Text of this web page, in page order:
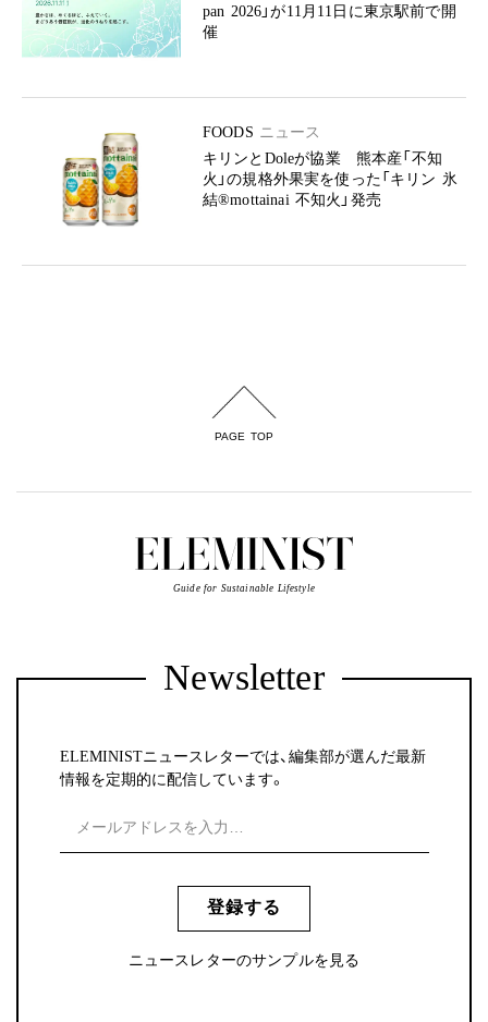
pan 2026」が11月11日に東京駅前で開
催
FOODS ニュース
キリンとDoleが協業 熊本産「不知
火」の規格外果実を使った「キリン 氷
結®mottainai 不知火」発売
PAGE TOP
Guide for Sustainable Lifestyle
Newsletter
ELEMINISTニュースレターでは、編集部が選んだ最新
情報を定期的に配信しています。
登録する
ニュースレターのサンプルを見る